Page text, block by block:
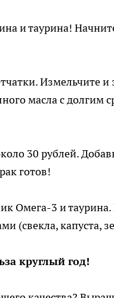
и таурина!
Измельчите и
масла с долгим
30 рублей.
готов!
Омега-3 и таурина.
(свекла, капуста,
круглый год!